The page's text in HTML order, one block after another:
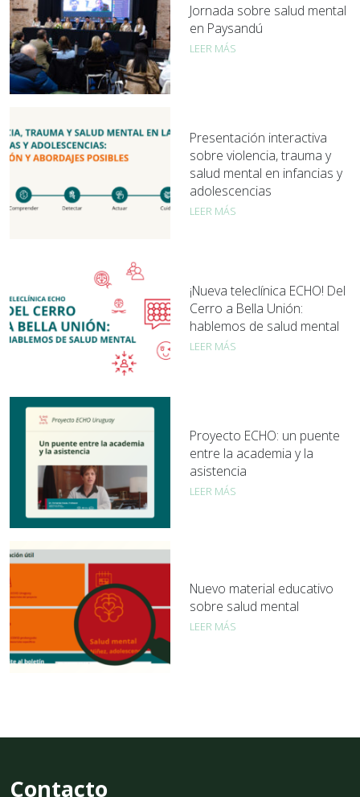
Jornada sobre salud mental
en Paysandú
LEER MÁS
Presentación interactiva
sobre violencia, trauma y
salud mental en infancias y
adolescencias
LEER MÁS
¡Nueva teleclínica ECHO! Del
Cerro a Bella Unión:
hablemos de salud mental
LEER MÁS
Proyecto ECHO: un puente
entre la academia y la
asistencia
LEER MÁS
Nuevo material educativo
sobre salud mental
LEER MÁS
Contacto